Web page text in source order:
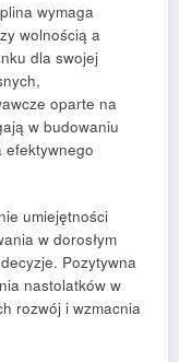
wymaga
wolnością a
dla swojej
oparte na
w budowaniu
efektywnego
umiejętności
w dorosłym
Pozytywna
nastolatków w
rozwój i wzmacnia